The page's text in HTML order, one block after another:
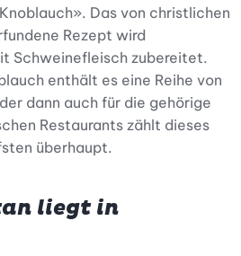
Das von christlichen
Rezept wird
Schweinefleisch zubereitet.
enthält es eine Reihe von
dann auch für die gehörige
Restaurants zählt dieses
überhaupt.
liegt in